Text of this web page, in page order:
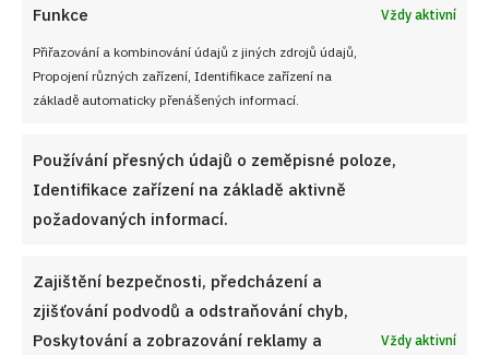
Funkce Vždy aktivní
Přiřazování a kombinování údajů z jiných zdrojů údajů,
Propojení různých zařízení, Identifikace zařízení na
základě automaticky přenášených informací.
Používání přesných údajů o zeměpisné poloze,
Identifikace zařízení na základě aktivně
požadovaných informací.
Zajištění bezpečnosti, předcházení a
zjišťování podvodů a odstraňování chyb,
Poskytování a zobrazování reklamy a
Vždy aktivní